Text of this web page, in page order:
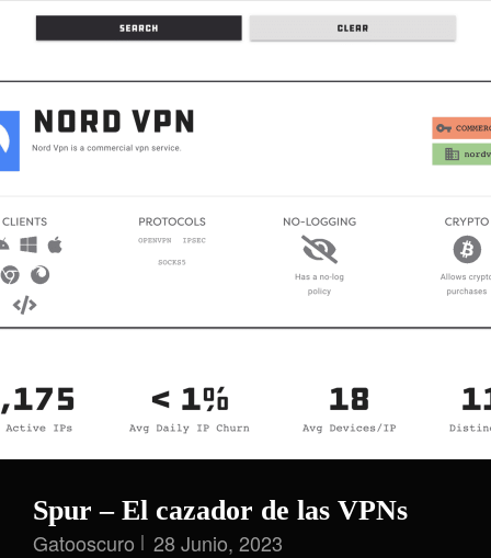
Enemigo?
Spur – El cazador de las VPNs
Gatooscuro 28 Junio, 2023